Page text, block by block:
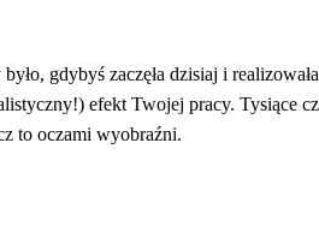
gdybyś zaczęła dzisiaj i
efekt Twojej pracy. Tysiące
to oczami wyobraźni.